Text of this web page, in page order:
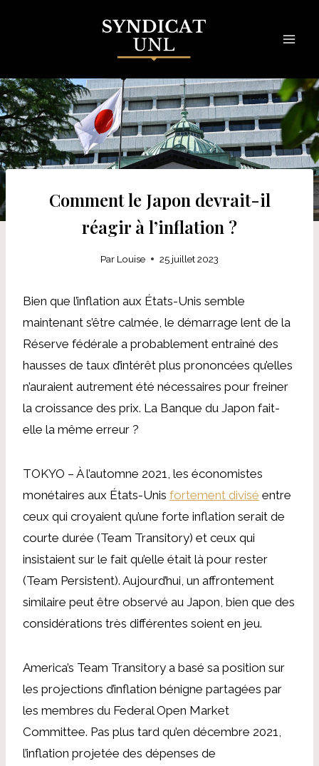
Comment le Japon devrait-il
réagir à l’inflation ?
Par Louise 25 juillet 2023
Bien que l’inflation aux États-Unis semble
maintenant s’être calmée, le démarrage lent de la
Réserve fédérale a probablement entraîné des
hausses de taux d’intérêt plus prononcées qu’elles
n’auraient autrement été nécessaires pour freiner
la croissance des prix. La Banque du Japon fait-
elle la même erreur ?
TOKYO – À l’automne 2021, les économistes
monétaires aux États-Unis fortement divisé entre
ceux qui croyaient qu’une forte inflation serait de
courte durée (Team Transitory) et ceux qui
insistaient sur le fait qu’elle était là pour rester
(Team Persistent). Aujourd’hui, un affrontement
similaire peut être observé au Japon, bien que des
considérations très différentes soient en jeu.
America’s Team Transitory a basé sa position sur
les projections d’inflation bénigne partagées par
les membres du Federal Open Market
Committee. Pas plus tard qu’en décembre 2021,
l’inflation projetée des dépenses de